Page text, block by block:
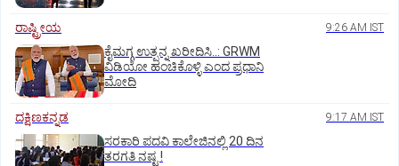
ರಾಷ್ಟ್ರೀಯ 9:26 AM IST
ಕೈಮಗ್ಗ ಉತ್ಪನ್ನ ಖರೀದಿಸಿ..: GRWM
ವಿಡಿಯೋ ಹಂಚಿಕೊಳ್ಳಿ ಎಂದ ಪ್ರಧಾನಿ
ಮೋದಿ
ದಕ್ಷಿಣಕನ್ನಡ 9:17 AM IST
ಸರಕಾರಿ ಪದವಿ ಕಾಲೇಜಿನಲ್ಲಿ 20 ದಿನ
ತರಗತಿ ನಷ್ಟ !